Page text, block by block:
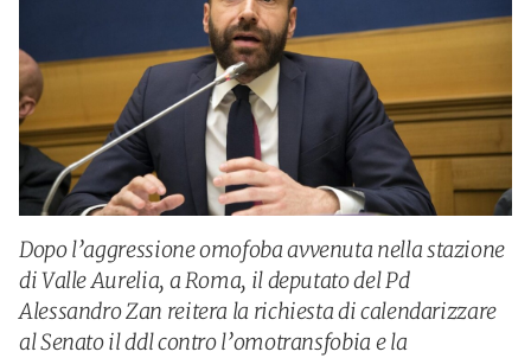
Dopo l’aggressione omofoba avvenuta nella stazione
di Valle Aurelia, a Roma, il deputato del Pd
Alessandro Zan reitera la richiesta di calendarizzare
al Senato il ddl contro l’omotransfobia e la